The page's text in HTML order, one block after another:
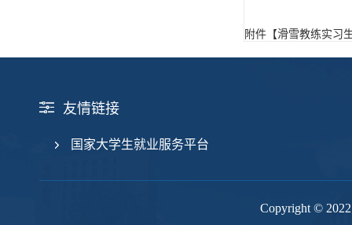
附件【滑雪教练实习
友情链接
国家大学生就业服务平台
Copyright ©